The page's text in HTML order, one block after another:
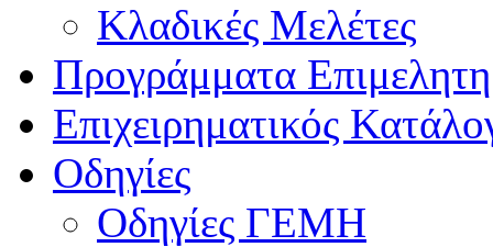
Κλαδικές Μελέτες
Προγράμματα
Επιχειρηματικός
Οδηγίες
Οδηγίες ΓΕΜΗ